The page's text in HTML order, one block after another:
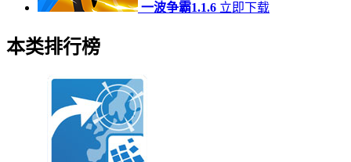
一波争霸1.1.6 立即下载
本类排行榜